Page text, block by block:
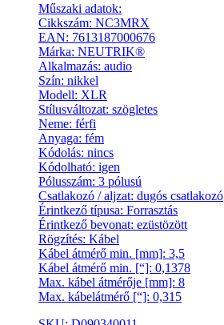
Műszaki adatok:
Cikkszám: NC3MRX
EAN: 7613187000676
Márka: NEUTRIK®
Alkalmazás: audio
Szín: nikkel
Modell: XLR
Stílusváltozat: szögletes
Neme: férfi
Anyaga: fém
Kódolás: nincs
Kódolható: igen
Pólusszám: 3 pólusú
Csatlakozó / aljzat: dugós csatlakozó
Érintkező típusa: Forrasztás
Érintkező bevonat: ezüstözött
Rögzítés: Kábel
Kábel átmérő min. [mm]: 3,5
Kábel átmérő min. [“]: 0,1378
Max. kábel átmérője [mm]: 8
Max. kábelátmérő [“]: 0,315